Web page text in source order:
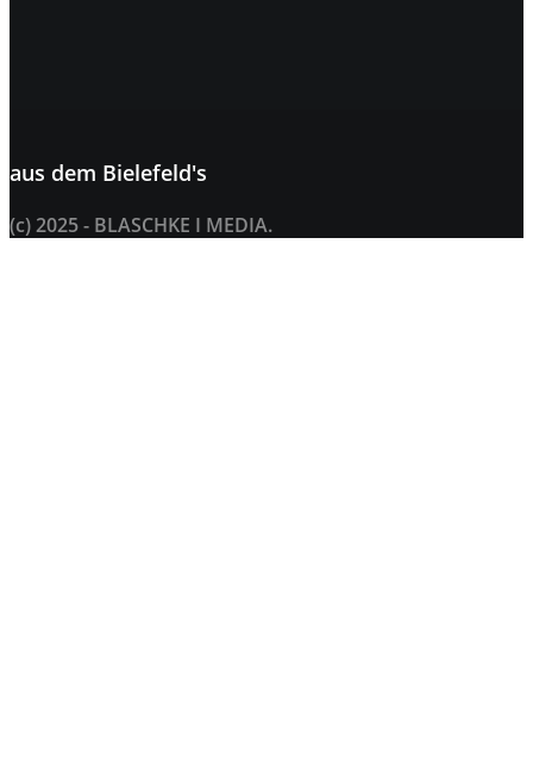
aus dem Bielefeld's
(c) 2025 - BLASCHKE I MEDIA.